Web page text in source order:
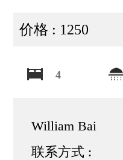
价格 : 1250
4
William Bai
联系方式 :